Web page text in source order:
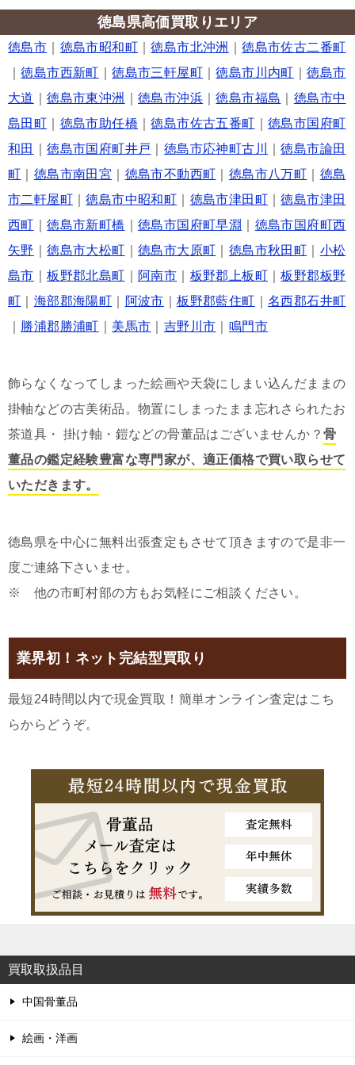
徳島県高価買取りエリア
徳島市 徳島市昭和町 ｜徳島市北沖洲 ｜徳島市佐古二番町
｜徳島市西新町 ｜徳島市三軒屋町 ｜徳島市川内町 ｜徳島市
大道
｜徳島市東沖洲 ｜徳島市沖浜 ｜徳島市福島
徳島市中
島田町
徳島市助任橋 ｜徳島市佐古五番町 ｜徳島市国府町
和田
｜徳島市国府町井戸 徳島市応神町古川 ｜徳島市論田
町
徳島市南田宮 徳島市不動西町 徳島市八万町
徳島
市二軒屋町
｜徳島市中昭和町 徳島市津田町 ｜徳島市津田
西町
｜徳島市新町橋 ｜徳島市国府町早淵
徳島市国府町西
矢野
｜徳島市大松町 ｜徳島市大原町 徳島市秋田町
小松
島市 ｜板野郡北島町 阿南市 板野郡上板町 ｜板野郡板野
町
海部郡海陽町 阿波市 ｜板野郡藍住町 ｜名西郡石井町
勝浦郡勝浦町 美馬市 吉野川市 鳴門市
飾らなくなってしまった絵画や天袋にしまい込んだままの
掛軸などの古美術品。物置にしまったまま忘れさられたお
茶道具・ 掛け軸・鎧などの骨董品はございませんか？ 骨
董品の鑑定経験豊富な専門家が、適正価格で買い取らせて
いただきます。
徳島県を中心に無料出張査定もさせて頂きますので是非一
度ご連絡下さいませ。
※ 他の市町村部の方もお気軽にご相談ください。
業界初！ネット完結型買取り
最短24時間以内で現金買取！簡単オンライン査定はこち
らからどうぞ。
買取取扱品目
中国骨董品
絵画・洋画